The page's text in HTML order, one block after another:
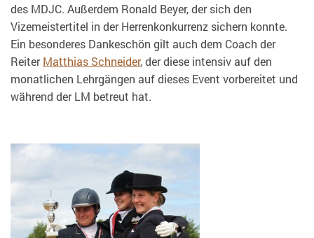
des MDJC. Außerdem Ronald Beyer, der sich den
Vizemeistertitel in der Herrenkonkurrenz sichern konnte.
Ein besonderes Dankeschön gilt auch dem Coach der
ReiterMatthias Schneider, der diese intensiv auf den
monatlichen Lehrgängen auf dieses Event vorbereitet und
während der LM betreut hat.